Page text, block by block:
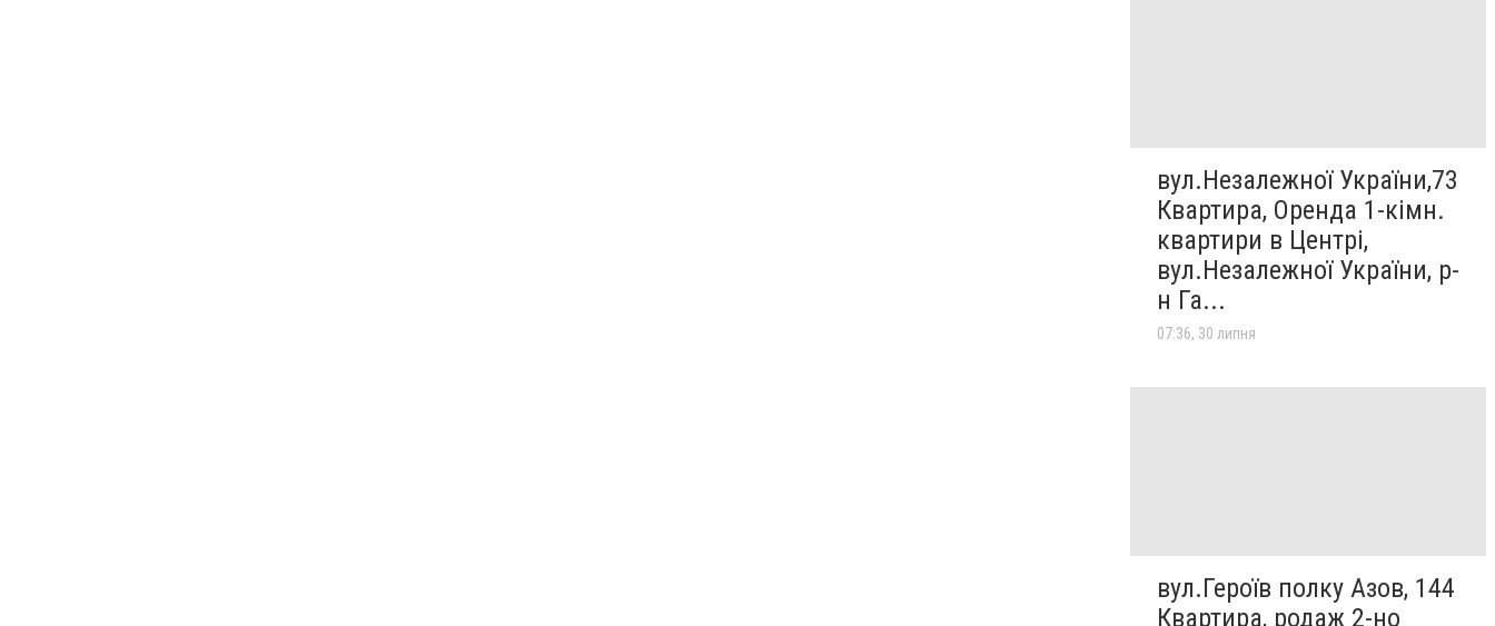
вул.Незалежної України,73
Квартира, Оренда 1-кімн.
квартири в Центрі,
вул.Незалежної України, р-
н Га...
07:36, 30 липня
вул.Героїв полку Азов, 144
Квартира, родаж 2-но